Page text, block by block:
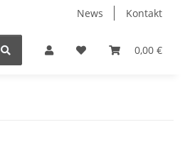
News Kontakt
0,00 €
Fliesen Zubehör Receiver